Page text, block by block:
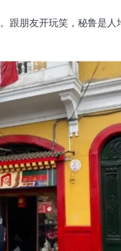
跟朋友开玩笑，秘鲁是